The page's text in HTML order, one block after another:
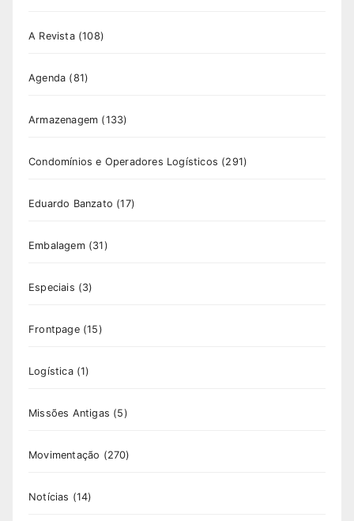
A Revista(108)
Agenda (81)
Armazenagem (133)
Condomínios e Operadores Logísticos (291)
Eduardo Banzato (17)
Embalagem(31)
Especiais (3)
Frontpage(15)
Logística(1)
Missões Antigas (5)
Movimentação (270)
Notícias (14)